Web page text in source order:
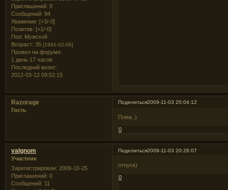
Приглашений: 0
Сообщений: 94
Уважение: [+3/-0]
Позитив: [+1/-0]
Пол: Мужской
Возраст: 35 [1991-02-06]
Провел на форуме:
1 день 17 часов
Последний визит:
2012-03-12 09:52:15
Поделиться2009-11-03 20:04:12
Razorage
Гость
Пляж..)
0
Поделиться2009-11-03 20:26:07
valgnom
Участник
Зарегистрирован: 2009-10-25
Приглашений: 0
Сообщений: 11
отпуск)
0